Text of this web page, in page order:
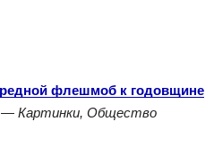
флешмоб к годовщине
— Картинки, Общество